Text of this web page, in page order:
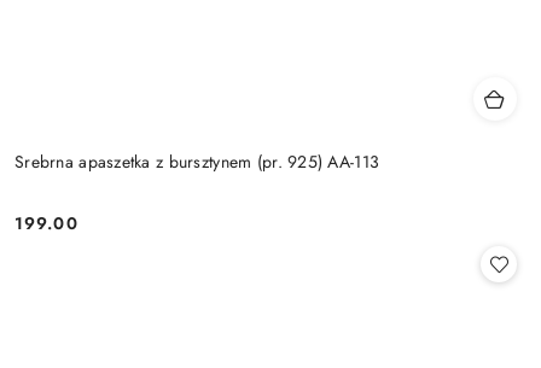
Srebrna apaszetka z bursztynem (pr. 925) AA-113
Cena:
199.00